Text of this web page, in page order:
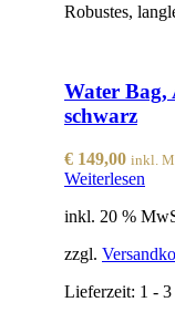
Robustes,
Water Bag,
schwarz
€ 149,00 inkl.
Weiterlesen
inkl. 20 %
zzgl.
Lieferzeit: 1 - 3